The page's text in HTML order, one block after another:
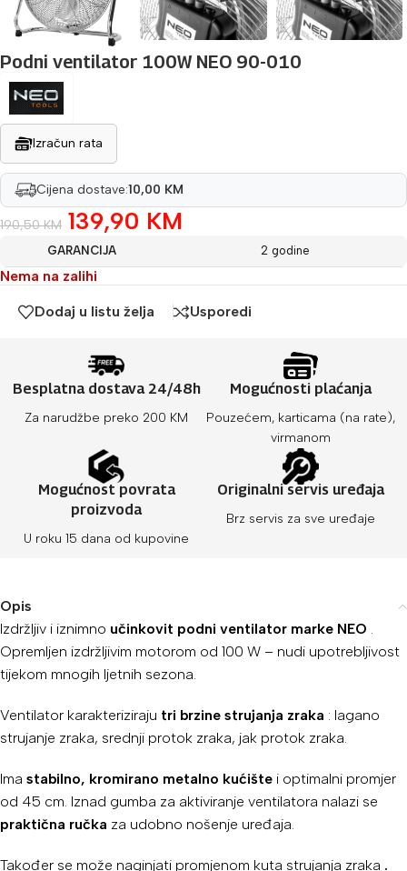
Podni ventilator 100W NEO 90-010
Izračun rata
Cijena dostave:10,00 KM
190,50KM 139,90 KM
GARANCIJA 2 godine
Nema na zalihi
Dodaj u listu želja Usporedi
Besplatna dostava 24/48h
Za narudžbe preko 200 KM
Mogućnosti plaćanja
Pouzećem, karticama (na rate),
virmanom
Mogućnost povrata
proizvoda
U roku 15 dana od kupovine
Originalni servis uređaja
Brz servis za sve uređaje
Opis
Izdržljiv i iznimno učinkovit podni ventilator marke NEO
Opremljen izdržljivim motorom od 100 W – nudi upotrebljivost
tijekom mnogih ljetnih sezona.
Ventilator karakteriziraju tri brzine strujanja zraka : lagano
strujanje zraka, srednji protok zraka, jak protok zraka.
Ima stabilno, kromirano metalno kućište i optimalni promjer
od 45 cm. Iznad gumba za aktiviranje ventilatora nalazi se
praktična ručka za udobno nošenje uređaja.
Također se može naginjati promjenom kuta strujanja zraka .